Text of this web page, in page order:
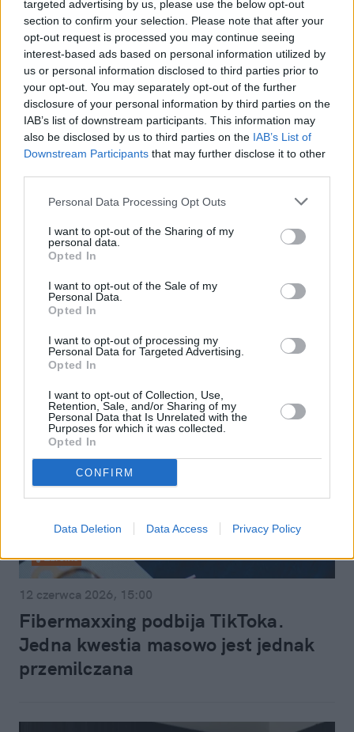
targeted advertising by us, please use the below opt-out
section to confirm your selection. Please note that after your
opt-out request is processed you may continue seeing
interest-based ads based on personal information utilized by
us or personal information disclosed to third parties prior to
your opt-out. You may separately opt-out of the further
disclosure of your personal information by third parties on the
IAB’s list of downstream participants. This information may
also be disclosed by us to third parties on the IAB’s List of
Downstream Participants that may further disclose it to other
Personal Data Processing Opt Outs
I want to opt-out of the Sharing of my
personal data.
Opted In
I want to opt-out of the Sale of my
Personal Data.
Opted In
I want to opt-out of processing my
Personal Data for Targeted Advertising.
Opted In
I want to opt-out of Collection, Use,
Retention, Sale, and/or Sharing of my
Personal Data that Is Unrelated with the
Purposes for which it was collected.
Opted In
CONFIRM
Data Deletion Data Access Privacy Policy
Zdrowie
07 lipca 2026, 07:30
Woda z goździkami podbija sieć.
Sprawdziliśmy, co z tego jest prawdą
Zdrowie
12 czerwca 2026, 15:00
Fibermaxxing podbija TikToka.
Jedna kwestia masowo jest jednak
przemilczana